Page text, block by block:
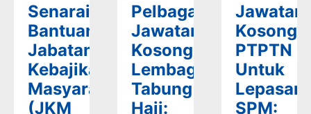
Senarai
Bantuan
Jabatan
Kebajikan
Masyarakat
(JKM
Pelbagai
Jawatan
Kosong
Lembaga
Tabung
Haji:
Jawatan
Kosong
PTPTN
Untuk
Lepasan
SPM: